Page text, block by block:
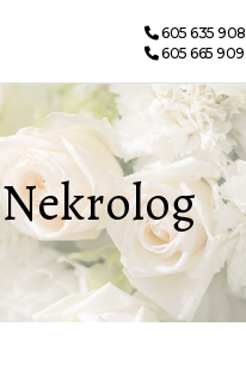
605 635 908
605 665 909
Nekrolog